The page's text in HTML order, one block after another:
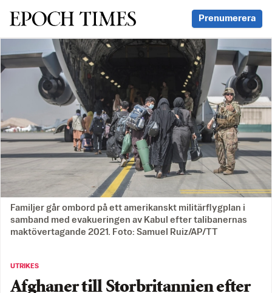
Svenska Epoch Times Prenumerera
Familjer går ombord på ett amerikanskt militärflygplan i
samband med evakueringen av Kabul efter talibanernas
maktövertagande 2021. Foto: Samuel Ruiz/AP/TT
UTRIKES
Afghaner till Storbritannien efter